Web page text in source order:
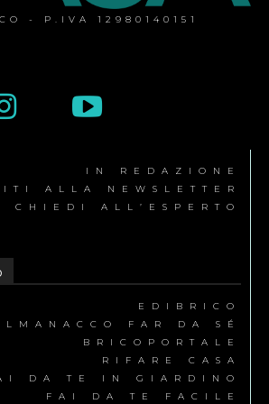
- P.IVA 12980140151
IN REDAZIONE
ALLA NEWSLETTER
CHIEDI ALL’ESPERTO
EDIBRICO
FAR DA SÉ
BRICOPORTALE
RIFARE CASA
DA TE IN GIARDINO
FAI DA TE FACILE